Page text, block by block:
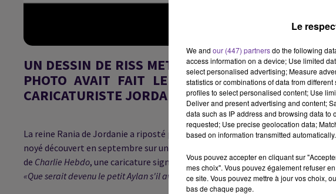
UN DESSIN DE RISS METTAIT EN SCÈNE AYLAN,
PHOTO AVAIT FAIT LE TOUR DU MONDE. LA
CARICATURISTE JORDANIEN.
La reine Rania de Jordanie a riposté par un dessin à une caricature deCharlie
noyé découvert en septembre sur une plage turque et dont la photo avait ému
de Charlie Hebdo, une caricature signée du patron du journal, Riss, dépeint
«Que serait devenu le petit Aylan s'il avait grandi ?»
Le
We and our (447) partnersdo the following
access information on a device; Use limited
select personalised advertising; Measure
statistics or combinations of data from
profiles to select personalised content; Use
Deliver and present advertising and content;
data such as IP address and browsing data
requested; Use precise geolocation data;
based on information transmitted automatically.
Vous pouvez accepter en cliquant sur
mes choix". Vous pouvez également refuser
ce site. Vous pouvez mettre à jour vos choix,
bas de chaque page.